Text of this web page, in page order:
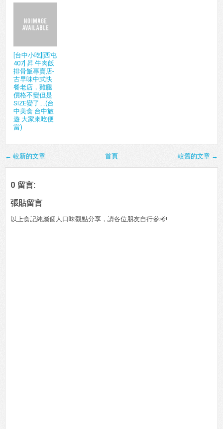
[台中小吃][西屯
407] 昇 牛肉飯
排骨飯專賣店-
古早味中式快
餐老店，雞腿
價格不變但是
SIZE變了....(台
中美食 台中旅
遊 大家來吃便
當)
← 較新的文章 較舊的文章 →
首頁
0 留言:
張貼留言
以上食記純屬個人口味觀點分享，請各位朋友自行參考!